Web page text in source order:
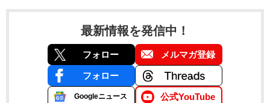
最新情報を発信中！
フォロー メルマガ登録
フォロー
Googleニュース 公式YouTube